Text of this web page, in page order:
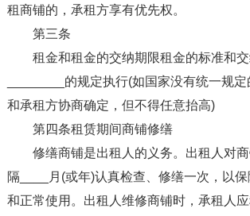
租商铺的，承租方享有优先权。
第三条
租金和租金的交纳期限租金的标准和
________的规定执行(如国家没有统一规
和承租方协商确定，但不得任意抬高)
第四条租赁期间商铺修缮
修缮商铺是出租人的义务。出租人对
隔____月(或年)认真检查、修缮一次，以
和正常使用。出租人维修商铺时，承租人